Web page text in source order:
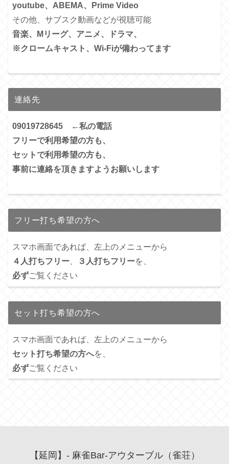
youtube、ABEMA、Prime Video
その他、サブスク動画などが視聴可能
音楽、Mリーグ、アニメ、ドラマ、
※クロームキャスト、Wi-Fiが備わってます
連絡先
09019728645 ←私の電話
フリーで利用希望の方も、
セットで利用希望の方も、
事前に連絡を頂きますようお願いします
フリー打ち希望の方へ
スマホ画面であれば、左上のメニューから
４人打ちフリー
３人打ちフリーを、
必ずご覧ください
セット打ち希望の方へ
スマホ画面であれば、左上のメニューから
セット打ち希望の方へを、
必ずご覧ください
【延岡】- 麻雀Bar-アウターブル（雀荘）